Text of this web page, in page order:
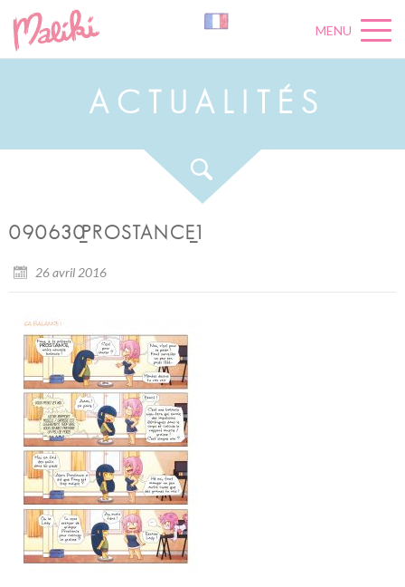
MENU
A C U A L É S
090630_PROSTANCE_1
26 avril 2016